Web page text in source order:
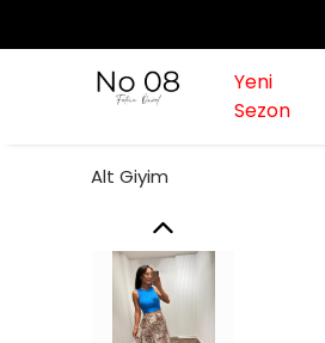
Yeni
Sezon
Alt Giyim